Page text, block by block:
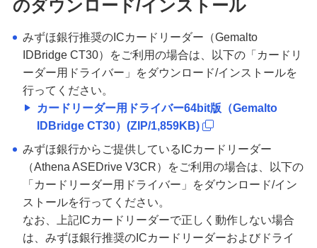
のダウンロード/インストール
みずほ銀行推奨のICカードリーダー（Gemalto
IDBridge CT30）をご利用の場合は、以下の「カードリ
ーダー用ドライバー」をダウンロード/インストールを
行ってください。
カードリーダー用ドライバー64bit版（Gemalto
IDBridge CT30）(ZIP/1,859KB)
みずほ銀行からご提供しているICカードリーダー
（Athena ASEDrive V3CR）をご利用の場合は、以下の
「カードリーダー用ドライバー」をダウンロード/イン
ストールを行ってください。
なお、上記ICカードリーダーで正しく動作しない場合
は、みずほ銀行推奨のICカードリーダーおよびドライ